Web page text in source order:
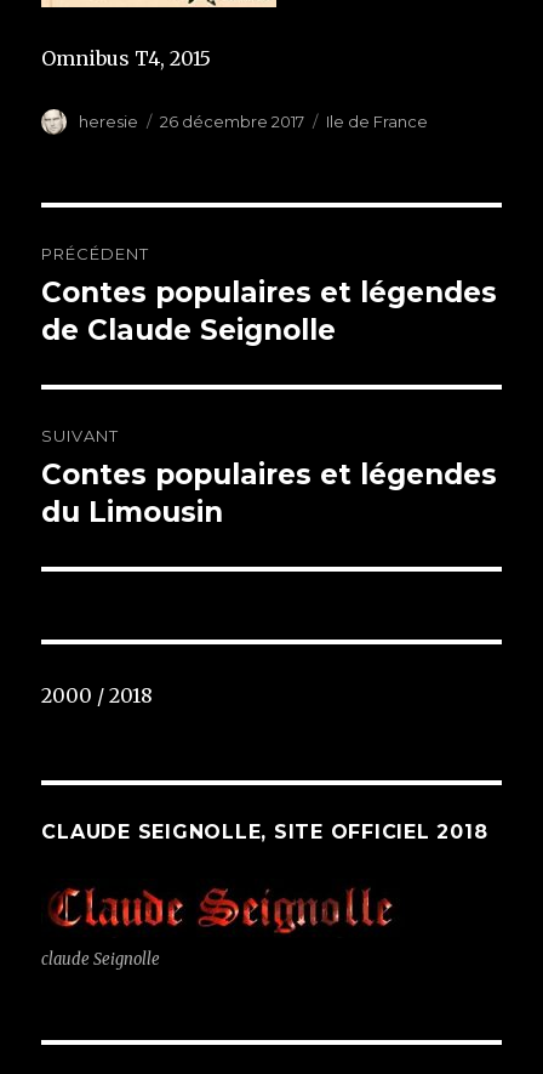
Omnibus T4, 2015
Auteur
heresie
Publié
26 décembre 2017 Étiquettes
Ile de France
de
l’article
PRÉCÉDENT
Article
précédent :
Contes populaires et légendes
de Claude Seignolle
SUIVANT
Article
suivant :
Contes populaires et légendes
du Limousin
2000 / 2018
CLAUDE SEIGNOLLE, SITE OFFICIEL 2018
claude Seignolle